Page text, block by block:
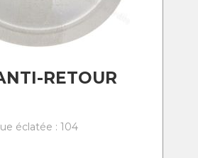
RETOUR
éclatée : 104